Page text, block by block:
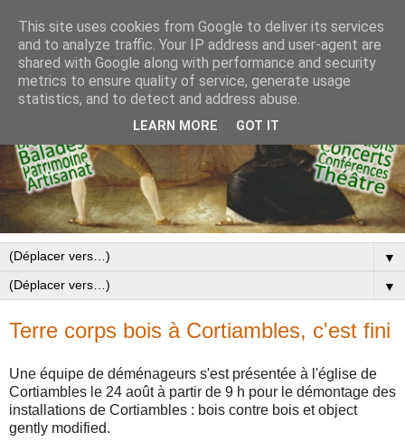
▼
▼
Terre corps bois à Cortiambles, c'est fini
Une équipe de déménageurs s'est présentée à l'église de
Cortiambles le 24 août à partir de 9 h pour le démontage des
installations de Cortiambles : bois contre bois et object
gently modified.
This site uses cookies from Google to deliver its services
and to analyze traffic. Your IP address and user-agent are
shared with Google along with performance and security
metrics to ensure quality of service, generate usage
statistics, and to detect and address abuse.
LEARN MORE GOT IT